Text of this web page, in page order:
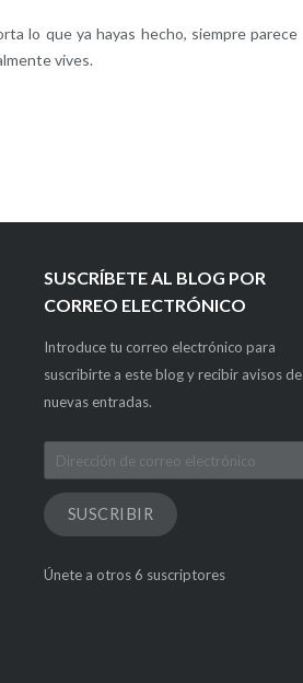
lo que ya hayas hecho, siempre parece
vives.
SUSCRÍBETE AL BLOG POR
CORREO ELECTRÓNICO
Introduce tu correo electrónico para
suscribirte a este blog y recibir avisos de
nuevas entradas.
Dirección
de
correo
electrónico
SUSCRIBIR
Únete a otros 6 suscriptores